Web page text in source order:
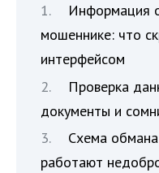
Информация
мошеннике: что
интерфейсом
Проверка
документы и
Схема
работают